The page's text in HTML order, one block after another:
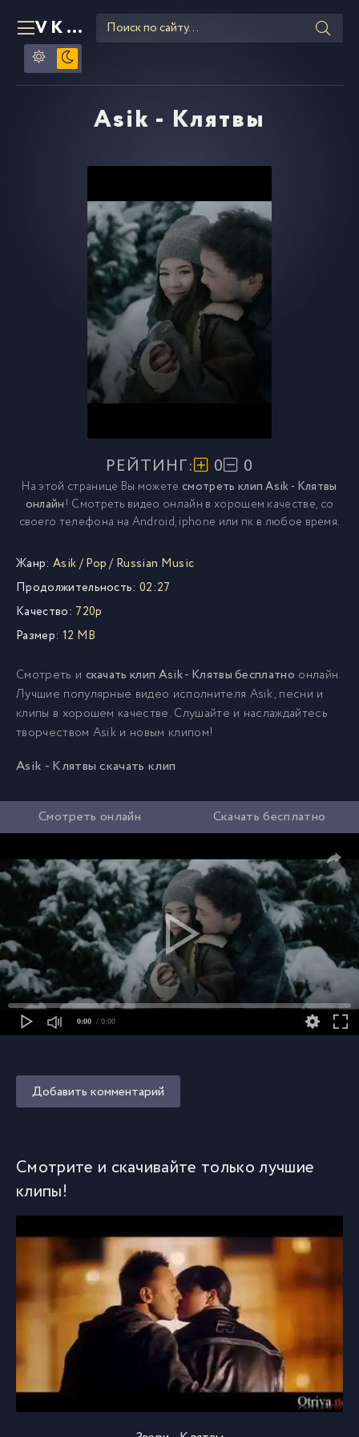
VKLIPE RU
Asik - Клятвы
РЕЙТИНГ: 0 0
На этой странице Вы можете смотреть клип Asik - Клятвы
онлайн! Смотреть видео онлайн в хорошем качестве, со
своего телефона на Android, iphone или пк в любое время.
Жанр: Asik/Pop/ Russian Music
Продолжительность: 02:27
Качество: 720p
Размер: 12 MB
Смотреть и скачать клип Asik - Клятвы бесплатно онлайн.
Лучшие популярные видео исполнителя Asik, песни и
клипы в хорошем качестве. Слушайте и наслаждайтесь
творчеством Asik и новым клипом!
Asik - Клятвы скачать клип
Смотреть онлайн Скачать бесплатно
0:00 / 0:00
Добавить комментарий
Смотрите и скачивайте только лучшие
клипы!